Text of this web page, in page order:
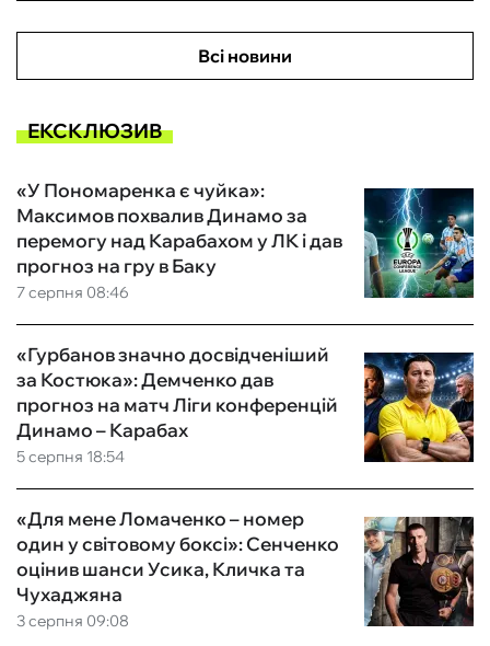
Всі новини
ЕКСКЛЮЗИВ
7 серпня 08:46
«У Пономаренка є чуйка»:
Максимов похвалив Динамо за
перемогу над Карабахом у ЛК і дав
прогноз на гру в Баку
5 серпня 18:54
«Гурбанов значно досвідченіший
за Костюка»: Демченко дав
прогноз на матч Ліги конференцій
Динамо – Карабах
3 серпня 09:08
«Для мене Ломаченко – номер
один у світовому боксі»: Сенченко
оцінив шанси Усика, Кличка та
Чухаджяна